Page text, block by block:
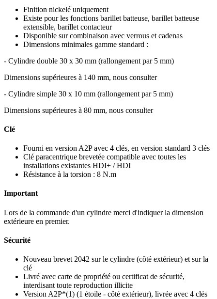
Finition nickelé uniquement
Existe pour les fonctions barillet batteuse, barillet batteuse
extensible, barillet contacteur
Disponible sur combinaison avec verrous et cadenas
Dimensions minimales gamme standard :
- Cylindre double 30 x 30 mm (rallongement par 5 mm)
Dimensions supérieures à 140 mm, nous consulter
- Cylindre simple 30 x 10 mm (rallongement par 5 mm)
Dimensions supérieures à 80 mm, nous consulter
Clé
Fourni en version A2P avec 4 clés, en version standard 3 clés
Clé paracentrique brevetée compatible avec toutes les
installations existantes HDI+ / HDI
Résistance à la torsion : 8 N.m
Important
Lors de la commande d'un cylindre merci d'indiquer la dimension
extérieure en premier.
Sécurité
Nouveau brevet 2042 sur le cylindre (côté extérieur) et sur la
clé
Livré avec carte de propriété ou certificat de sécurité,
interdisant toute reproduction illicite
Version A2P*(1) (1 étoile - côté extérieur), livrée avec 4 clés